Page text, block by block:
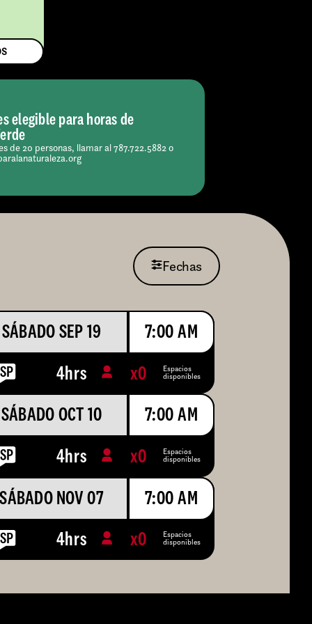
elegible para horas de
de 20 personas, llamar al 787.722.5882 o
Fechas
SÁBADO SEP 19 7:00 AM
4hrs x0 Espacios
disponibles
SÁBADO OCT 10 7:00 AM
4hrs x0 Espacios
disponibles
SÁBADO NOV 07 7:00 AM
4hrs x0 Espacios
disponibles